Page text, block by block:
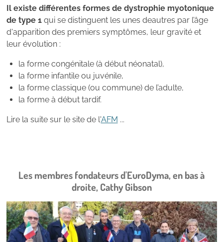
Il existe différentes formes de dystrophie myotonique
de type 1qui se distinguent les unes deautres par l’âge
d'apparition des premiers symptômes, leur gravité et
leur évolution :
la forme congénitale (à début néonatal),
la forme infantile ou juvénile,
la forme classique (ou commune) de l’adulte,
la forme à début tardif.
Lire la suite sur le site de l'AFM ...
Les membres fondateurs d'EuroDyma, en bas à
droite, Cathy Gibson